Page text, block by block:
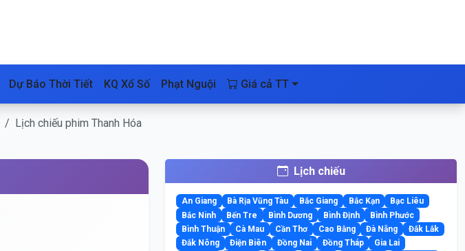
Dự Báo Thời Tiết KQ Xổ Số Phạt Nguội Giá cả TT
Lịch chiếu phim Thanh Hóa
Lịch chiếu
An Giang Bà Rịa Vũng Tàu Bắc Giang Bắc Kạn
Bạc Liêu
Bắc Ninh
Bến Tre Bình Dương Bình Định
Bình Phước
Bình Thuận
Cà Mau Cần Thơ Cao Bằng Đà Nẵng
Đắk Lắk
Đắk Nông
Điện Biên Đồng Nai Đồng Tháp
Gia Lai